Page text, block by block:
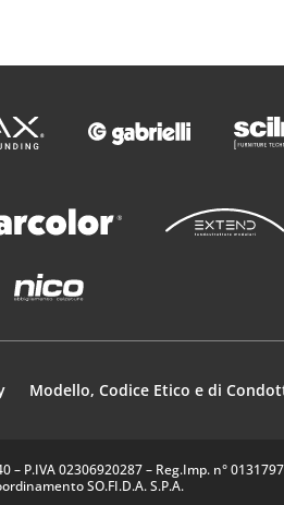
Modello, Codice Etico e di
P.IVA 02306920287 – Reg.Imp. n°
SO.FI.D.A. S.P.A.